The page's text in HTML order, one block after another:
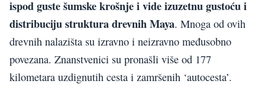
ispod guste šumske krošnje i vide izuzetnu gustoću i
distribuciju struktura drevnih Maya. Mnoga od ovih
drevnih nalazišta su izravno i neizravno međusobno
povezana. Znanstvenici su pronašli više od 177
kilometara uzdignutih cesta i zamršenih ‘autocesta’.